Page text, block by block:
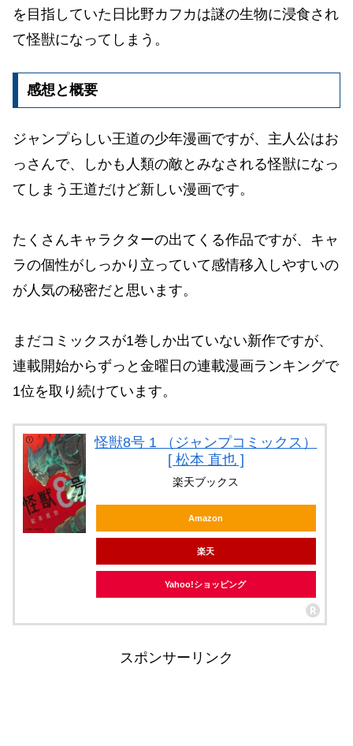
を目指していた日比野カフカは謎の生物に浸食され
て怪獣になってしまう。
感想と概要
ジャンプらしい王道の少年漫画ですが、主人公はお
っさんで、しかも人類の敵とみなされる怪獣になっ
てしまう王道だけど新しい漫画です。
たくさんキャラクターの出てくる作品ですが、キャ
ラの個性がしっかり立っていて感情移入しやすいの
が人気の秘密だと思います。
まだコミックスが1巻しか出ていない新作ですが、
連載開始からずっと金曜日の連載漫画ランキングで
1位を取り続けています。
怪獣8号 1 （ジャンプコミックス）
[ 松本 直也 ]
楽天ブックス
Amazon
楽天
Yahoo!ショッピング
スポンサーリンク